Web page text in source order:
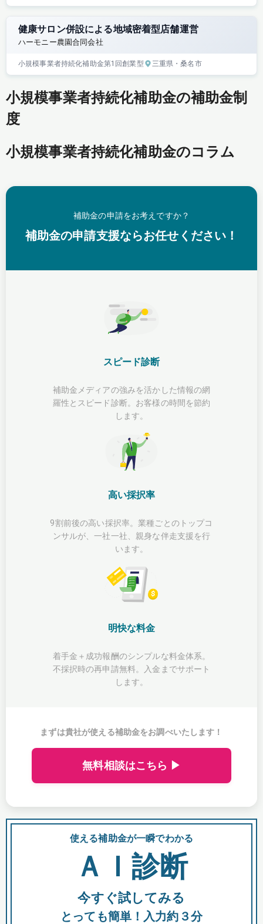
健康サロン併設による地域密着型店舗運営
ハーモニー農園合同会社
小規模事業者持続化補助金第1回創業型 三重県 ・桑名市
小規模事業者持続化補助金の補助金制
度
小規模事業者持続化補助金のコラム
補助金の申請をお考えですか？
補助金の申請支援ならお任せください！
スピード診断
補助金メディアの強みを活かした情報の網
羅性とスピード診断。お客様の時間を節約
します。
高い採択率
9割前後の高い採択率。業種ごとのトップコ
ンサルが、一社一社、親身な伴走支援を行
います。
明快な料金
着手金＋成功報酬のシンプルな料金体系。
不採択時の再申請無料。入金までサポート
します。
まずは貴社が使える補助金をお調べいたします！
無料相談はこちら ▶
使える補助金が一瞬でわかる
ＡＩ診断
今すぐ試してみる
とっても簡単！入力約３分